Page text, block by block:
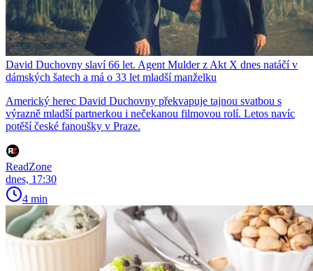
David Duchovny slaví 66 let. Agent Mulder z Akt X dnes natáčí v
dámských šatech a má o 33 let mladší manželku
Americký herec David Duchovny překvapuje tajnou svatbou s
výrazně mladší partnerkou i nečekanou filmovou rolí. Letos navíc
potěší české fanoušky v Praze.
ReadZone
dnes, 17:30
4 min